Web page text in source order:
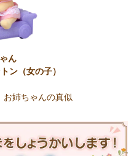
ん
ン（女の子）
お姉ちゃんの真似